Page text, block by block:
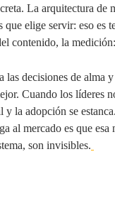
La arquitectura de
elige servir: eso es
contenido, la
decisiones de alma
Cuando los líderes
la adopción se
al mercado es que esa
son invisibles.